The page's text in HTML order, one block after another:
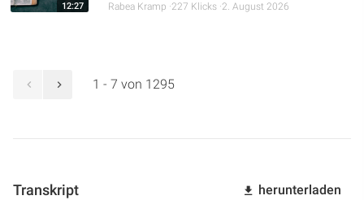
12:27 Rabea Kramp 227 Klicks 2. August 2026
1 - 7 von 1295
Transkript herunterladen